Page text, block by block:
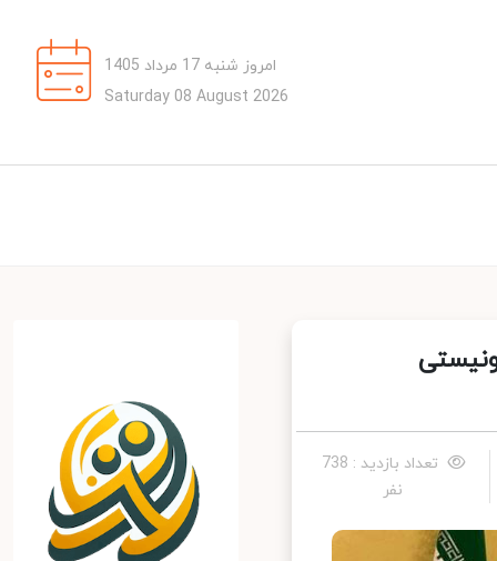
امروز شنبه 17 مرداد 1405
Saturday 08 August 2026
تعداد بازدید : 738
نفر